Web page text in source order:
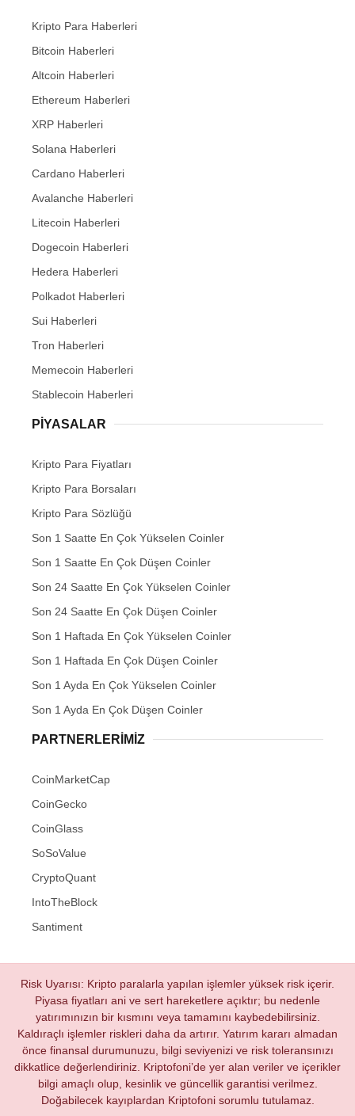
Kripto Para Haberleri
Bitcoin Haberleri
Altcoin Haberleri
Ethereum Haberleri
XRP Haberleri
Solana Haberleri
Cardano Haberleri
Avalanche Haberleri
Litecoin Haberleri
Dogecoin Haberleri
Hedera Haberleri
Polkadot Haberleri
Sui Haberleri
Tron Haberleri
Memecoin Haberleri
Stablecoin Haberleri
PIYASALAR
Kripto Para Fiyatları
Kripto Para Borsaları
Kripto Para Sözlüğü
Son 1 Saatte En Çok Yükselen Coinler
Son 1 Saatte En Çok Düşen Coinler
Son 24 Saatte En Çok Yükselen Coinler
Son 24 Saatte En Çok Düşen Coinler
Son 1 Haftada En Çok Yükselen Coinler
Son 1 Haftada En Çok Düşen Coinler
Son 1 Ayda En Çok Yükselen Coinler
Son 1 Ayda En Çok Düşen Coinler
PARTNERLERIMIZ
CoinMarketCap
CoinGecko
CoinGlass
SoSoValue
CryptoQuant
IntoTheBlock
Santiment
Risk Uyarısı: Kripto paralarla yapılan işlemler yüksek risk içerir.
Piyasa fiyatları ani ve sert hareketlere açıktır; bu nedenle
yatırımınızın bir kısmını veya tamamını kaybedebilirsiniz.
Kaldıraçlı işlemler riskleri daha da artırır. Yatırım kararı almadan
önce finansal durumunuzu, bilgi seviyenizi ve risk toleransınızı
dikkatlice değerlendiriniz. Kriptofoni’de yer alan veriler ve içerikler
bilgi amaçlı olup, kesinlik ve güncellik garantisi verilmez.
Doğabilecek kayıplardan Kriptofoni sorumlu tutulamaz.